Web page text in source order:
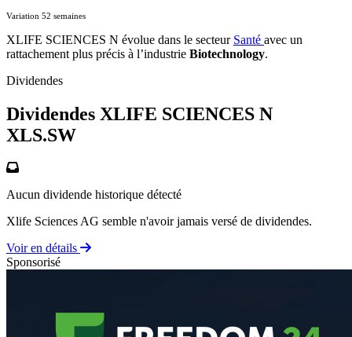
Variation 52 semaines
XLIFE SCIENCES N évolue dans le secteur Santé avec un
rattachement plus précis à l’industrie Biotechnology.
Dividendes
Dividendes XLIFE SCIENCES N
XLS.SW
Aucun dividende historique détecté
Xlife Sciences AG semble n'avoir jamais versé de dividendes.
Voir en détails
Sponsorisé